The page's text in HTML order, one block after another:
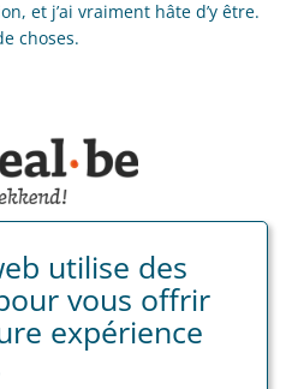
et j’ai vraiment hâte d’y être.
choses.
de vœux, des bannières,
enveloppes imprimées, des
utilise des
vous offrir
expérience